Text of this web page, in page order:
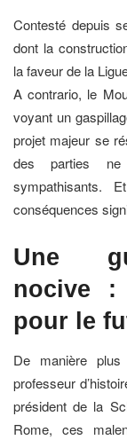
Contesté depuis
dont la
la faveur de la
A contrario, le
voyant un
projet majeur se
des parties
sympathisants.
conséquences
Une
nocive :
pour le
De manière
professeur
président de la
Rome, ces